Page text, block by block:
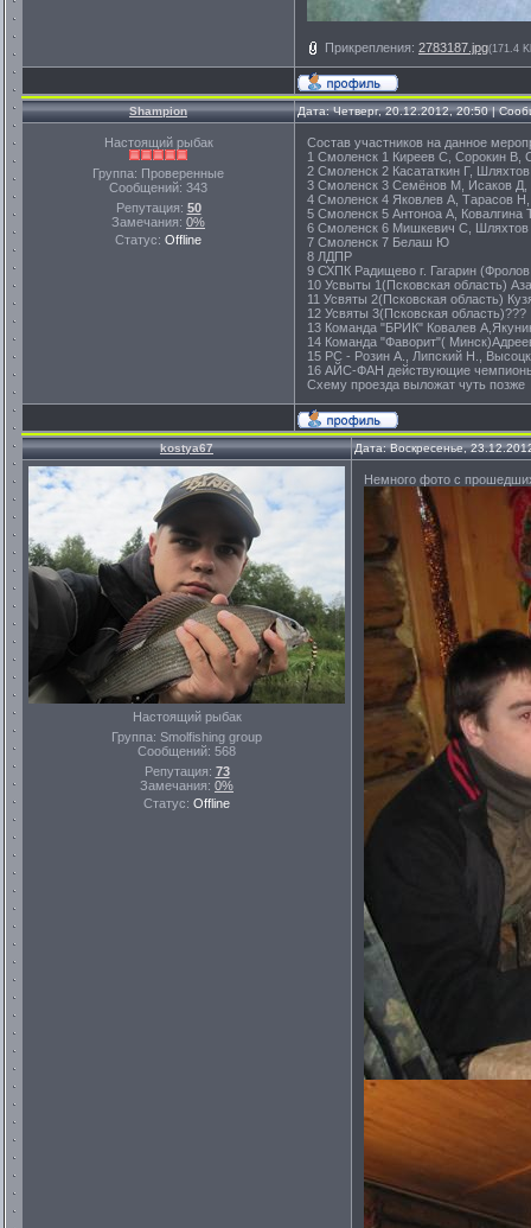
Прикрепления: 2783187.jpg(171.4
Shampion Дата: Четверг, 20.12.2012, 20:50 |
Настоящий рыбак
Группа: Проверенные
Сообщений: 343
Репутация: 50
Замечания: 0%
Статус: Offline
Состав участников на данное
1 Смоленск 1 Киреев С, Сорокин В,
2 Смоленск 2 Касататкин Г,
3 Смоленск 3 Семёнов М, Исаков Д,
4 Смоленск 4 Яковлев А, Тарасов
5 Смоленск 5 Антоноа А, Ковалгина
6 Смоленск 6 Мишкевич С,
7 Смоленск 7 Белаш Ю
8 ЛДПР
9 СХПК Радищево г. Гагарин
10 Усвыты 1(Псковская область)
11 Усвяты 2(Псковская область)
12 Усвяты 3(Псковская область)???
13 Команда "БРИК" Ковалев
14 Команда "Фаворит"(
15 РС - Розин А., Липский Н.,
16 АЙС-ФАН действующие
Схему проезда выложат чуть позже
kostya67 Дата: Воскресенье,
Настоящий рыбак
Группа: Smolfishing group
Сообщений: 568
Репутация: 73
Замечания: 0%
Статус: Offline
Немного фото с